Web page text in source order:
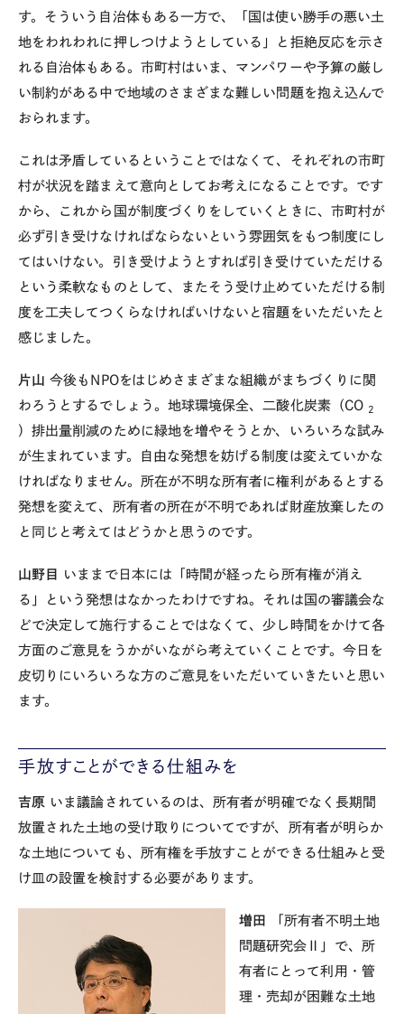
す。そういう自治体もある一方で、「国は使い勝手の悪い土
地をわれわれに押しつけようとしている」と拒絶反応を示さ
れる自治体もある。市町村はいま、マンパワーや予算の厳し
い制約がある中で地域のさまざまな難しい問題を抱え込んで
おられます。
これは矛盾しているということではなくて、それぞれの市町
村が状況を踏まえて意向としてお考えになることです。です
から、これから国が制度づくりをしていくときに、市町村が
必ず引き受けなければならないという雰囲気をもつ制度にし
てはいけない。引き受けようとすれば引き受けていただける
という柔軟なものとして、またそう受け止めていただける制
度を工夫してつくらなければいけないと宿題をいただいたと
感じました。
片山今後もNPOをはじめさまざまな組織がまちづくりに関
わろうとするでしょう。地球環境保全、二酸化炭素（CO 2
）排出量削減のために緑地を増やそうとか、いろいろな試み
が生まれています。自由な発想を妨げる制度は変えていかな
ければなりません。所在が不明な所有者に権利があるとする
発想を変えて、所有者の所在が不明であれば財産放棄したの
と同じと考えてはどうかと思うのです。
山野目
いままで日本には「時間が経ったら所有権が消え
る」という発想はなかったわけですね。それは国の審議会な
どで決定して施行することではなくて、少し時間をかけて各
方面のご意見をうかがいながら考えていくことです。今日を
皮切りにいろいろな方のご意見をいただいていきたいと思い
ます。
手放すことができる仕組みを
吉原 いま議論されているのは、所有者が明確でなく長期間
放置された土地の受け取りについてですが、所有者が明らか
な土地についても、所有権を手放すことができる仕組みと受
け皿の設置を検討する必要があります。
増田
「所有者不明土地
問題研究会Ⅱ」で、所
有者にとって利用・管
理・売却が困難な土地